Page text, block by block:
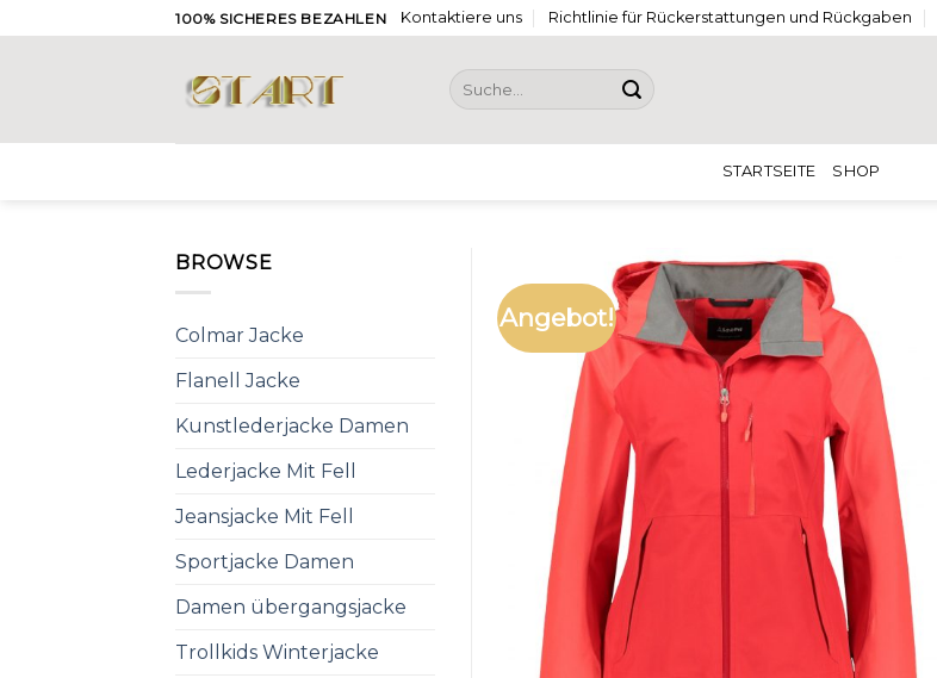
to
100% SICHERES BEZAHLEN Kontaktiere uns Richtlinie für Rückerstattungen und Rückgaben
Suche
nach:
STARTSEITE SHOP
BROWSE
Colmar Jacke
Flanell Jacke
Kunstlederjacke Damen
Lederjacke Mit Fell
Jeansjacke Mit Fell
Sportjacke Damen
Damen übergangsjacke
Trollkids Winterjacke
Angebot!